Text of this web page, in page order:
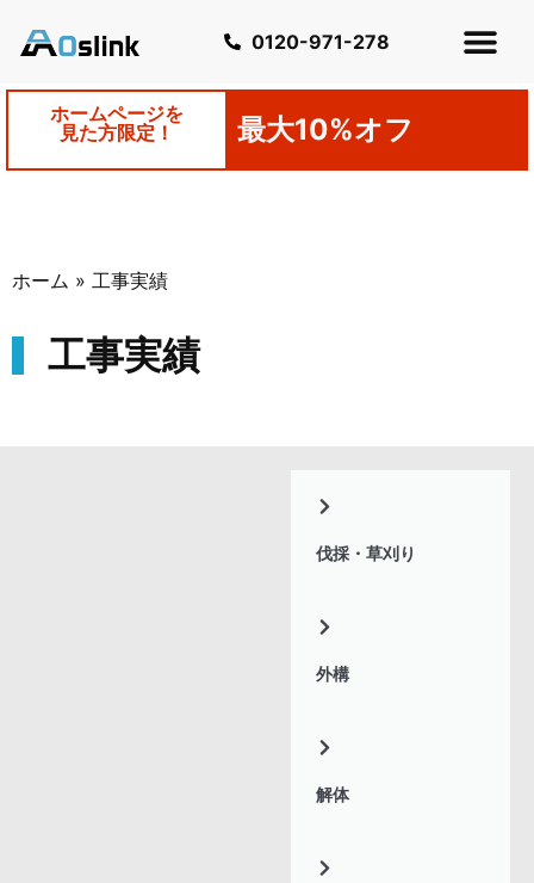
0120-971-278
ホームページを
見た方限定！
最大10%オフ
ホーム » 工事実績
工事実績
伐採・草刈り
外構
解体